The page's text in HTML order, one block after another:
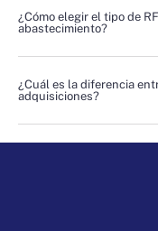
¿Cómo elegir el tipo de
abastecimiento?
¿Cuál es la diferencia
adquisiciones?